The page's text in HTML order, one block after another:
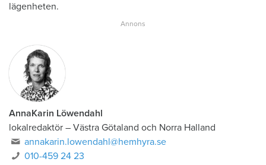
lägenheten.
AnnaKarin Löwendahl
lokalredaktör – Västra Götaland och Norra Halland
annakarin.lowendahl@hemhyra.se
010-459 24 23